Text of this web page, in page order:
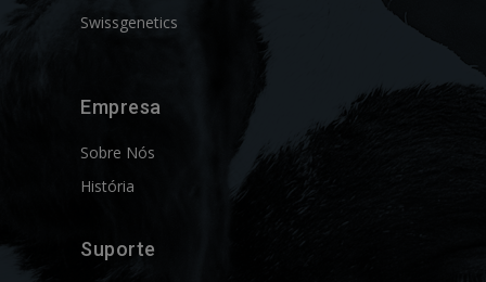
Swissgenetics
Empresa
Sobre Nós
História
Suporte